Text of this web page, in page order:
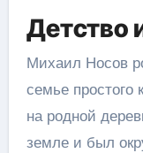
Детство
Михаил Носов
семье простого
на родной
земле и был